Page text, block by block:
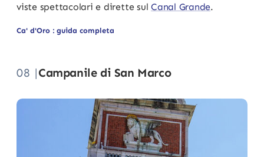
viste spettacolari e dirette sulCanal Grande.
Ca' d'Oro : guida completa
08 |Campanile di San Marco